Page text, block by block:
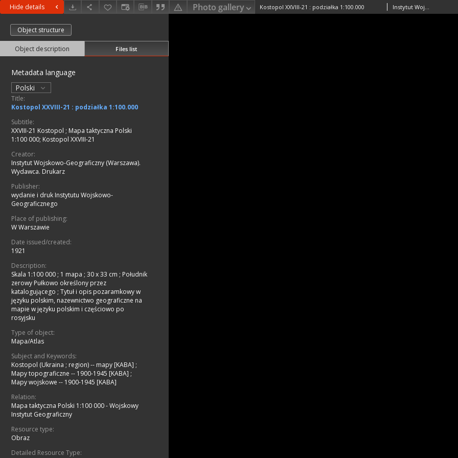
Hide details Photo gallery Kostopol XXVIII-21 : podziałka 1:100.000 Instytut Wojskowo-Geograficzny (Warszawa). Wydawca. Drukarz
Object structure
Object description Files list
Metadata language
Polski
Title:
Kostopol XXVIII-21 : podziałka 1:100.000
Subtitle:
XXVIII-21 Kostopol ; Mapa taktyczna Polski
1:100 000; Kostopol XXVIII-21
Creator:
Instytut Wojskowo-Geograficzny (Warszawa).
Wydawca. Drukarz
Publisher:
wydanie i druk Instytutu Wojskowo-
Geograficznego
Place of publishing:
W Warszawie
Date issued/created:
1921
Description:
Skala 1:100 000 ; 1 mapa ; 30 x 33 cm ; Południk
zerowy Pułkowo określony przez
katalogującego ; Tytuł i opis pozaramkowy w
języku polskim, nazewnictwo geograficzne na
mapie w języku polskim i częściowo po
rosyjsku
Type of object:
Mapa/Atlas
Subject and Keywords:
Kostopol (Ukraina ; region) -- mapy [KABA] ;
Mapy topograficzne -- 1900-1945 [KABA] ;
Mapy wojskowe -- 1900-1945 [KABA]
Relation:
Mapa taktyczna Polski 1:100 000 - Wojskowy
Instytut Geograficzny
Resource type:
Obraz
Detailed Resource Type: